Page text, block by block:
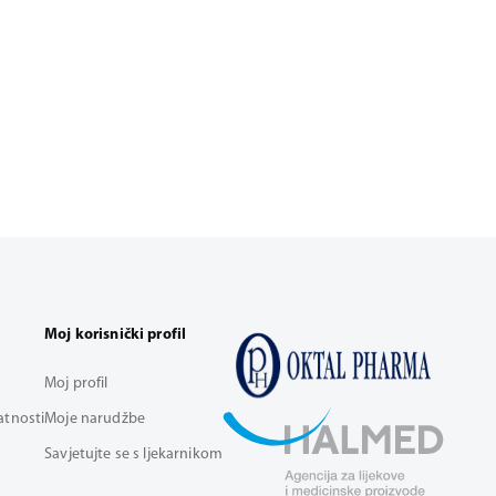
Moj korisnički profil
Moj profil
Moje narudžbe
Savjetujte se s ljekarnikom